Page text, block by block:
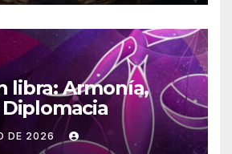
libra: Armonía,
DE 2026